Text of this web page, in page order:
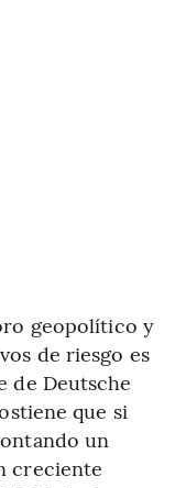
geopolítico y
de riesgo es
de Deutsche
que si
un
creciente